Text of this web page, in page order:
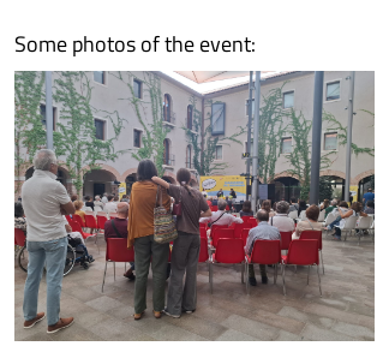
Some photos of the event: